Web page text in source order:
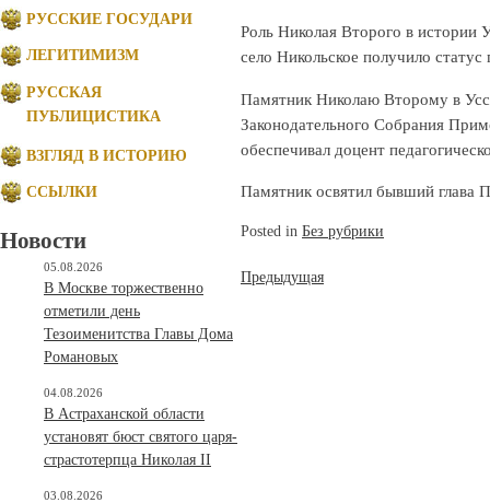
Роль Николая Второго в истории
село Никольское получило
Памятник Николаю Второму в
Законодательного Собрания
обеспечивал доцент
Памятник освятил бывший глава
Posted in Без рубрики
Навигация
Предыдущая
РУССКИЕ ГОСУДАРИ
ЛЕГИТИМИЗМ
РУССКАЯ
ПУБЛИЦИСТИКА
ВЗГЛЯД В ИСТОРИЮ
ССЫЛКИ
Новости
В Москве торжественно
отметили день
Тезоименитства Главы Дома
Романовых
05.08.2026
В Астраханской области
установят бюст святого царя-
страстотерпца Николая II
04.08.2026
03.08.2026